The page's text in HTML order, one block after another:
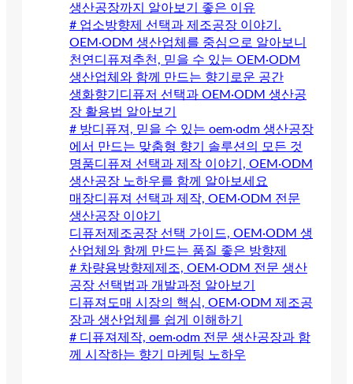
생산공장까지 알아보기 좋은 이유
# 업소방향제 선택과 제조공장 이야기.
OEM·ODM 생산업체를 중심으로 알아보니
천연디퓨져추천, 믿을 수 있는 OEM·ODM
생산업체와 함께 만드는 향기로운 공간
생화향기디퓨저 선택과 OEM·ODM 생산공
장 활용법 알아보기
# 방디퓨져, 믿을 수 있는 oem·odm 생산공장
에서 만드는 맞춤형 향기 솔루션의 모든 것
명품디퓨져 선택과 제작 이야기, OEM·ODM
생산공장 노하우를 함께 알아보세요
매장디퓨져 선택과 제작, OEM·ODM 전문
생산공장 이야기
디퓨저제조공장 선택 가이드, OEM·ODM 생
산업체와 함께 만드는 품질 좋은 방향제
# 차량용방향제제조, OEM·ODM 전문 생산
공장 선택법과 개발과정 알아보기
디퓨져도매 시장의 핵심, OEM·ODM 제조공
장과 생산업체를 쉽게 이해하기
# 디퓨져제작, oem·odm 전문 생산공장과 함
께 시작하는 향기 마케팅 노하우